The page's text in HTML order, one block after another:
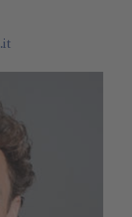
.it